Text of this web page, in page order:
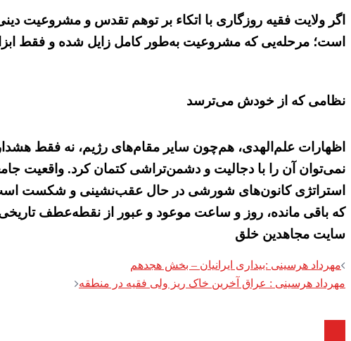
اگر ولایت فقیه روزگاری با اتکاء بر توهم تقدس و مشروعیت
است؛ مرحله‌یی که مشروعیت به‌طور کامل زایل شده و فقط
نظامی که از خودش می‌ترسد
اظهارات علم‌الهدی، هم‌چون سایر مقام‌های رژیم، نه فقط
نمی‌توان آن را با دجالیت و دشمن‌تراشی کتمان کرد. واقعیت
استراتژی کانون‌های شورشی در حال عقب‌نشینی و شکست
که باقی مانده، روز و ساعت موعود و عبور از نقطه‌عطف
سایت مجاهدین خلق
Post
مهرداد هرسینی :بیداری ایرانیان – بخش هجدهم
مهرداد هرسینی : عراق آخرین خاک ریز ولی فقیه در منطقه